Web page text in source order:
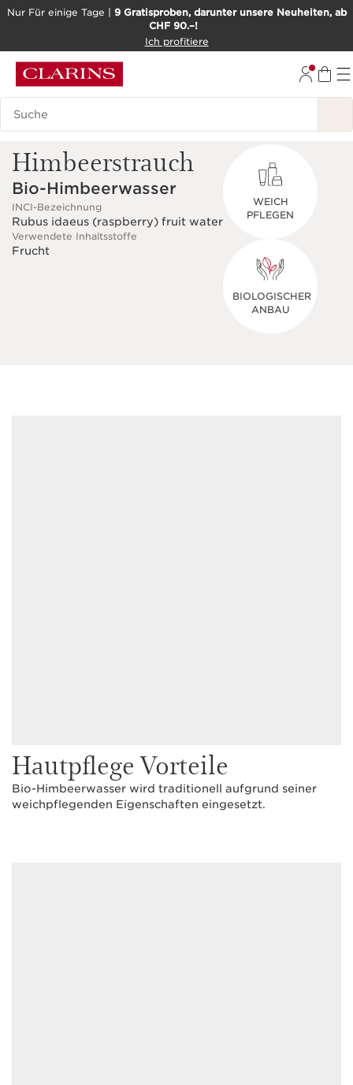
BARRIEREFREIHEITSWERKZEUG
Nur Für einige Tage | 9 Gratisproben, darunter unsere Neuheiten, ab
CHF 90.–!
Ich profitiere
Legende suchen
Himbeerstrauch
Bio-Himbeerwasser
INCI-Bezeichnung
Rubus idaeus (raspberry) fruit water
Verwendete Inhaltsstoffe
Frucht
WEICH
PFLEGEN
BIOLOGISCHER
ANBAU
Hautpflege Vorteile
Bio-Himbeerwasser wird traditionell aufgrund seiner
weichpflegenden Eigenschaften eingesetzt.